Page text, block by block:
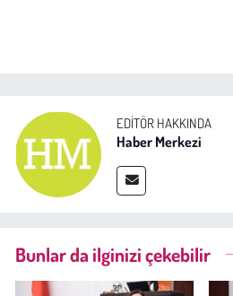
EDITÖR HAKKINDA
Haber Merkezi
Bunlar da ilginizi çekebilir